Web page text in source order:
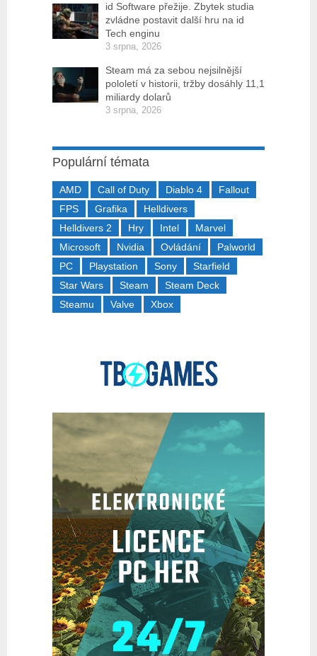
id Software přežije. Zbytek studia
zvládne postavit další hru na id
Tech enginu
3 srpna, 2026
Steam má za sebou nejsilnější
pololetí v historii, tržby dosáhly 11,1
miliardy dolarů
3 srpna, 2026
Populární témata
AMD Call of Duty Diablo 4
Fallout
FPS
Grafika
Helldivers
Helldivers 2
Hry Intel
Marvel
Microsoft
Nvidia Ovládání
Palworld
PC
Playstation Sony
Starfield
Star Wars
Steam
Steam Deck
Steamu
Valve Xbox